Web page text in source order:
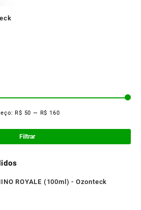
Filtrar
R$ 50 — R$ 160
ROYALE (100ml) - Ozonteck